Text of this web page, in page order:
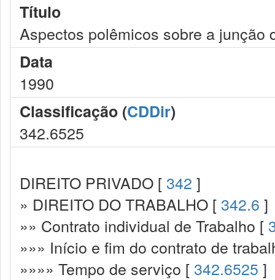
Título
Aspectos polêmicos sobre a
Data
1990
Classificação (CDDir)
342.6525
DIREITO PRIVADO [ 342 ]
» DIREITO DO TRABALHO [ 342.6 ]
»» Contrato individual de Trabalho [
»»» Início e fim do contrato de
»»»» Tempo de serviço [ 342.6525 ]